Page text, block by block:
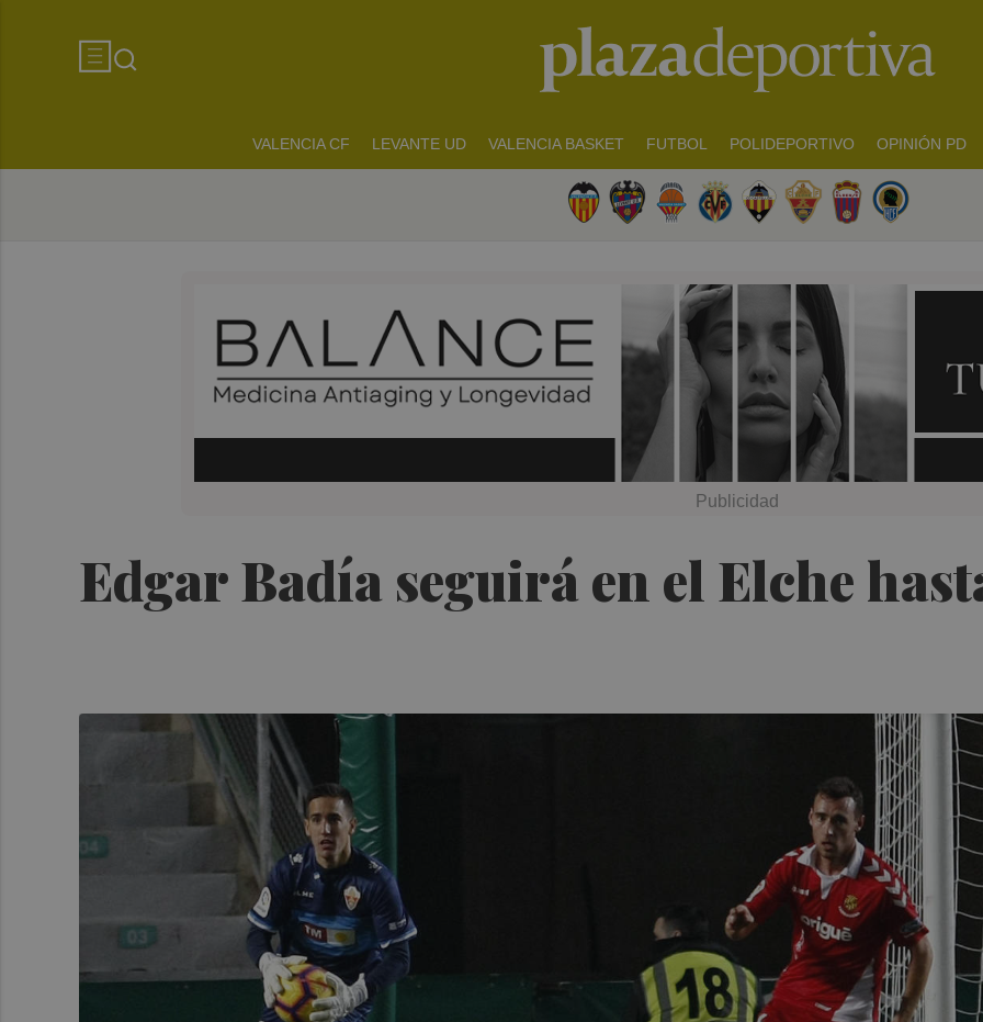
VALENCIA CF LEVANTE UD VALENCIA BASKET FUTBOL POLIDEPORTIVO OPINIÓN PD
Edgar Badía seguirá en el Elche